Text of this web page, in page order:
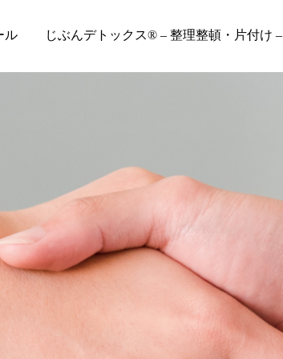
ル じぶんデトックス® – 整理整頓・片付け –